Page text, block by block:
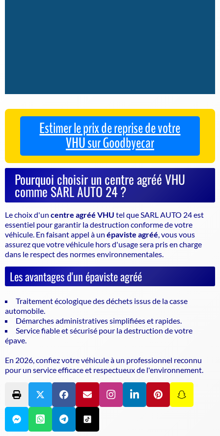
Estimer le prix de reprise de votre
VHU sur Goodbyecar
Pourquoi choisir un centre agréé VHU
comme SARL AUTO 24 ?
Le choix d'un centre agréé VHU tel que SARL AUTO 24 est
essentiel pour garantir ladestruction conforme de votre
véhicule . En faisant appel à un épaviste agréé , vous vous
assurez que votre véhicule hors d'usage sera pris en charge
dans le respect des normes environnementales.
Les avantages d'un épaviste agréé
Traitement écologique des déchets issus de la casse
automobile.
Démarches administratives simplifiées et rapides.
Service fiable et sécurisé pour la destruction de votre
épave.
En 2026, confiez votre véhicule à un professionnel reconnu
pour un service efficace et respectueux de l'environnement.